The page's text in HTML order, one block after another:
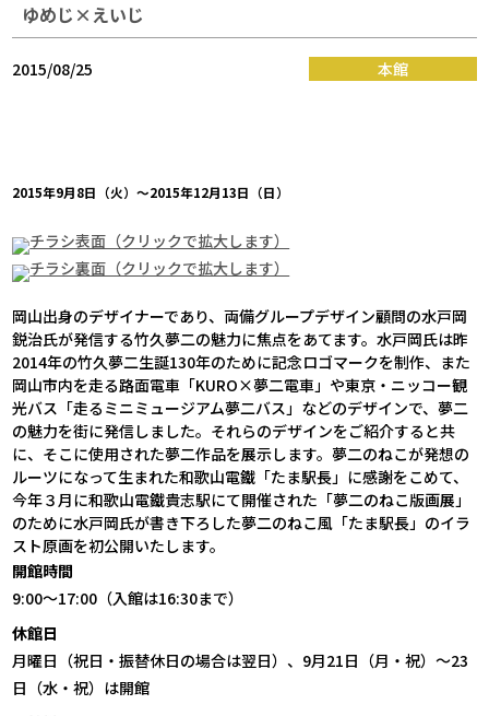
o
n
ゆめじ×えいじ
2015/08/25 本館
2015年9月8日（火）～2015年12月13日（日）
チラシ表面（クリックで拡大します）
チラシ裏面（クリックで拡大します）
岡山出身のデザイナーであり、両備グループデザイン顧問の水戸岡
鋭治氏が発信する竹久夢二の魅力に焦点をあてます。水戸岡氏は昨
2014年の竹久夢二生誕130年のために記念ロゴマークを制作、また
岡山市内を走る路面電車「KURO×夢二電車」や東京・ニッコー観
光バス「走るミニミュージアム夢二バス」などのデザインで、夢二
の魅力を街に発信しました。それらのデザインをご紹介すると共
に、そこに使用された夢二作品を展示します。夢二のねこが発想の
ルーツになって生まれた和歌山電鐵「たま駅長」に感謝をこめて、
今年３月に和歌山電鐵貴志駅にて開催された「夢二のねこ版画展」
のために水戸岡氏が書き下ろした夢二のねこ風「たま駅長」のイラ
スト原画を初公開いたします。
開館時間
9:00～17:00（入館は16:30まで）
休館日
月曜日（祝日・振替休日の場合は翌日）、9月21日（月・祝）～23
日（水・祝）は開館